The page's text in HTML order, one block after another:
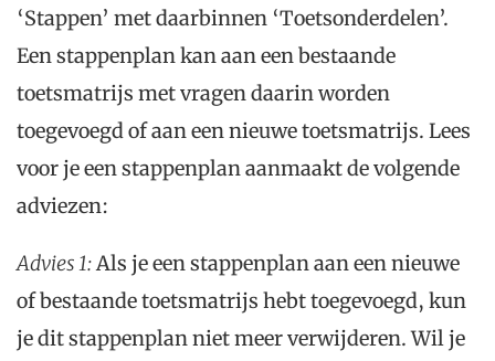
‘Stappen’ met daarbinnen ‘Toetsonderdelen’.
Een stappenplan kan aan een bestaande
toetsmatrijs met vragen daarin worden
toegevoegd of aan een nieuwe toetsmatrijs. Lees
voor je een stappenplan aanmaakt de volgende
adviezen:
Advies 1:Als je een stappenplan aan een nieuwe
of bestaande toetsmatrijs hebt toegevoegd, kun
je dit stappenplan niet meer verwijderen. Wil je